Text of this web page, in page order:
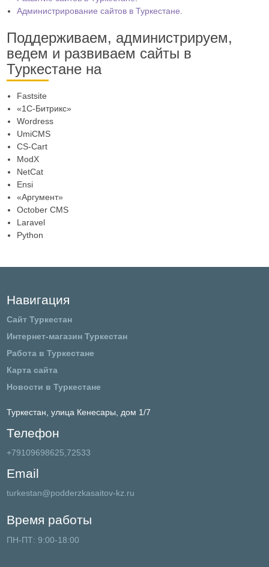
Администрирование сайтов в Туркестане
Поддерживаем, администрируем,
ведем и развиваем сайты в
Туркестане на
Fastsite
«1C-Битрикс»
Wordress
UmiCMS
CS-Cart
ModX
NetCat
Ensi
«Аргумент»
October CMS
Laravel
Python
Навигация
Сайт Туркестан
Интернет-магазин Туркестан
Работа в Туркестане
Карта сайта
Новости в Туркестане
Туркестан, улица Кенесары, дом 1/7
Телефон
+79109698625,72533
Email
turkestan@podderzkasaitov-kz.ru
Время работы
ПН-ПТ: 9:00-18:00